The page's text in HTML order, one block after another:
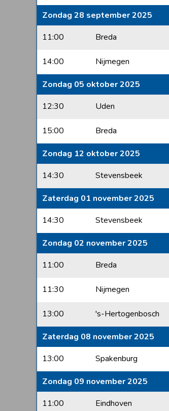
Zondag 28 september 2025
11:00
Breda
14:00 Nijmegen
Zondag 05 oktober 2025
12:30
Uden
15:00 Breda
Zondag 12 oktober 2025
14:30
Stevensbeek
Zaterdag 01 november 2025
14:30
Stevensbeek
Zondag 02 november 2025
11:00
Breda
11:30 Nijmegen
13:00 's-Hertogenbosch
Zaterdag 08 november 2025
13:00
Spakenburg
Zondag 09 november 2025
11:00
Eindhoven